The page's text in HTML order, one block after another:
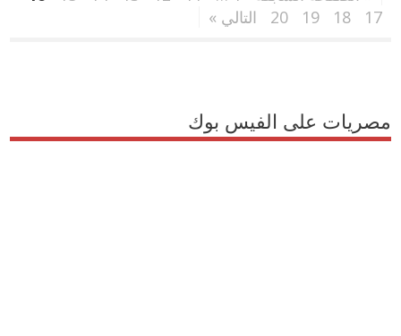
17
18
19
20 التالي »
مصريات على الفيس بوك